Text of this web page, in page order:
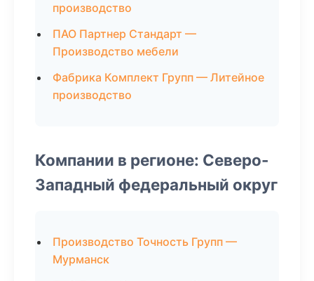
производство
ПАО Партнер Стандарт —
Производство мебели
Фабрика Комплект Групп — Литейное
производство
Компании в регионе: Северо-
Западный федеральный округ
Производство Точность Групп —
Мурманск